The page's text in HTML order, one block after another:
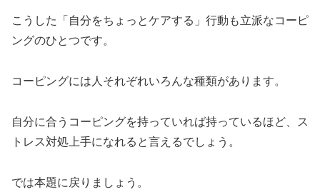
こうした「自分をちょっとケアする」行動も立派なコーピ
ングのひとつです。
コーピングには人それぞれいろんな種類があります。
自分に合うコーピングを持っていれば持っているほど、ス
トレス対処上手になれると言えるでしょう。
では本題に戻りましょう。